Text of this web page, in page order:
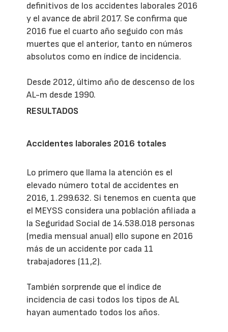
definitivos de los accidentes laborales 2016
y el avance de abril 2017. Se confirma que
2016 fue el cuarto año seguido con más
muertes que el anterior, tanto en números
absolutos como en índice de incidencia.
Desde 2012, último año de descenso de los
AL-m desde 1990.
RESULTADOS
Accidentes laborales 2016 totales
Lo primero que llama la atención es el
elevado número total de accidentes en
2016, 1.299.632. Si tenemos en cuenta que
el MEYSS considera una población afiliada a
la Seguridad Social de 14.538.018 personas
(media mensual anual) ello supone en 2016
más de un accidente por cada 11
trabajadores (11,2).
También sorprende que el índice de
incidencia de casi todos los tipos de AL
hayan aumentado todos los años.